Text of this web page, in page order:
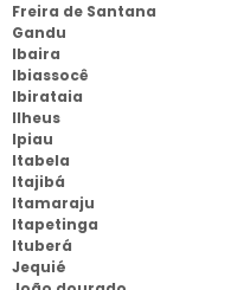
Freira de Santana
Gandu
Ibaira
Ibiassocê
Ibirataia
Ilheus
Ipiau
Itabela
Itajibá
Itamaraju
Itapetinga
Ituberá
Jequié